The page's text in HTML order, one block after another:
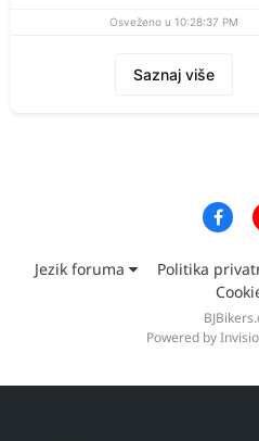
Osveženo u 10:28:37 PM
Saznaj više
Jezik foruma Politika
Powered by